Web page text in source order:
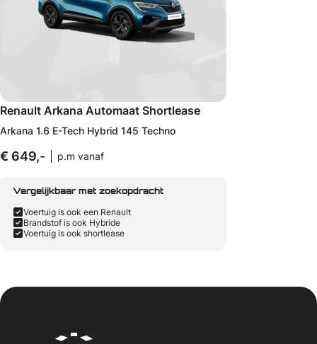
Renault Arkana Automaat Shortlease
Arkana 1.6 E-Tech Hybrid 145 Techno
€ 649,- p.m vanaf
Vergelijkbaar met zoekopdracht
Voertuig is ook een Renault
Brandstof is ook Hybride
Voertuig is ook shortlease